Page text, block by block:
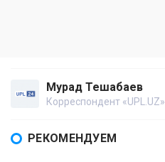
Мурад Тешабаев
Корреспондент «UPL.UZ»
РЕКОМЕНДУЕМ